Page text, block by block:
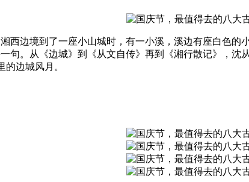
西边境到了一座小山城时，有一小溪，溪边有座白色
句。从《边城》到《从文自传》再到《湘行散记》，
边城风月。